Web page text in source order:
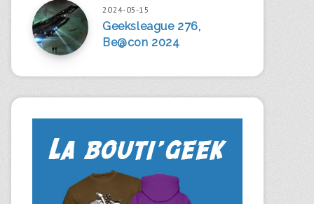
2024-05-15
Geeksleague 276,
Be@con 2024